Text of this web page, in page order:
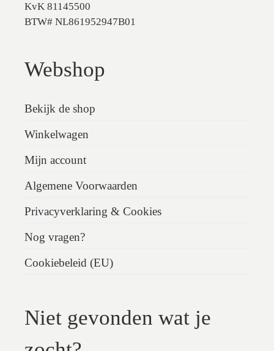
KvK 81145500
BTW# NL861952947B01
Webshop
Bekijk de shop
Winkelwagen
Mijn account
Algemene Voorwaarden
Privacyverklaring & Cookies
Nog vragen?
Cookiebeleid (EU)
Niet gevonden wat je